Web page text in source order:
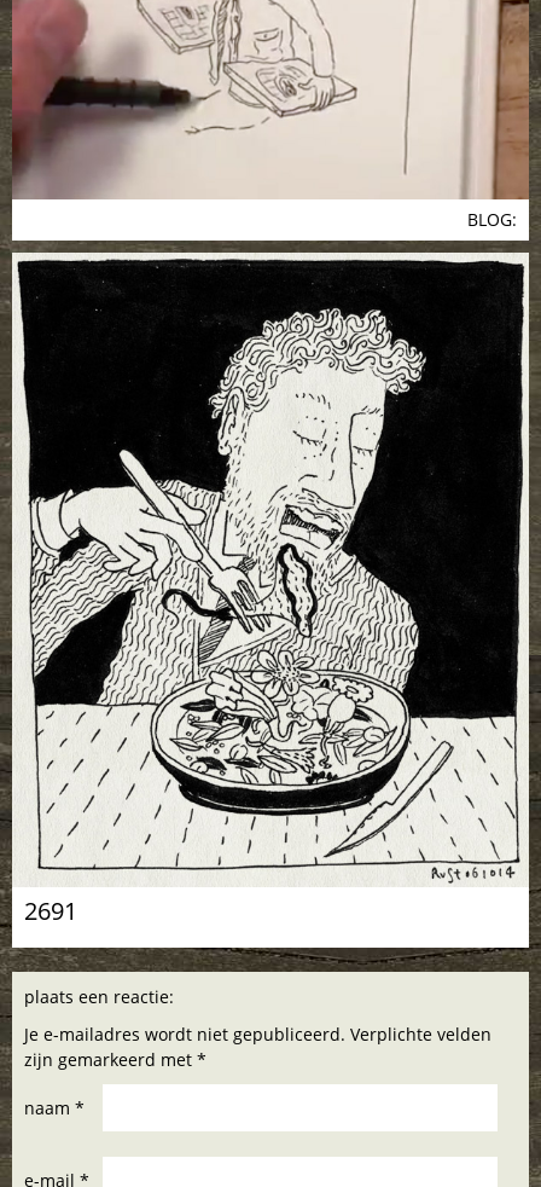
BLOG:
2691
plaats een reactie:
Je e-mailadres wordt niet gepubliceerd. Verplichte velden
zijn gemarkeerd met *
naam *
e-mail *